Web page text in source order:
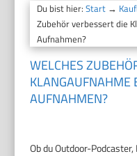
Du bist hier:Start →
Zubehör verbessert die
Aufnahmen?
WELCHES
KLANGAUFNAHME
AUFNAHMEN?
Ob du Outdoor-